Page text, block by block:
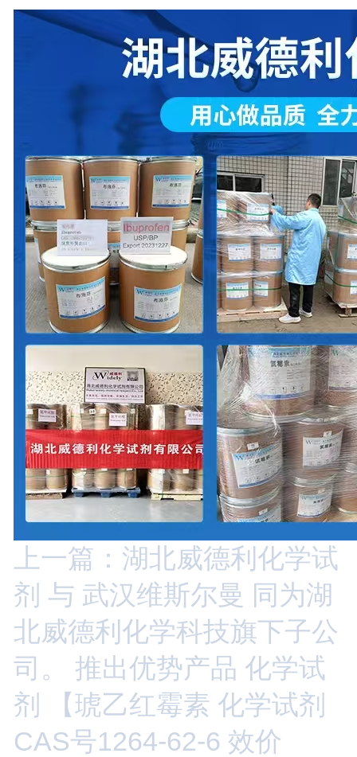
上一篇：湖北威德利化学试
剂 与 武汉维斯尔曼 同为湖
北威德利化学科技旗下子公
司。 推出优势产品 化学试
剂 【琥乙红霉素 化学试剂
CAS号1264-62-6 效价